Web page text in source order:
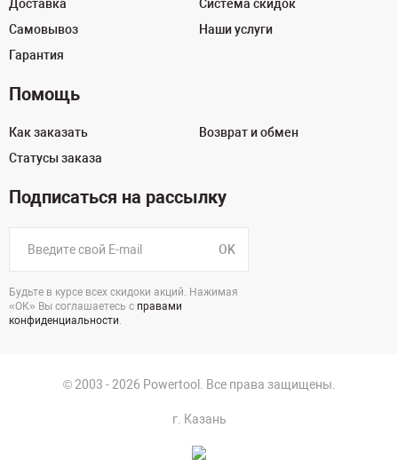
Доставка
Самовывоз
Гарантия
Система скидок
Наши услуги
Помощь
Как заказать
Статусы заказа
Возврат и обмен
Подписаться на рассылку
OK
Будьте в курсе всех скидоки акций. Нажимая
«ОК» Вы соглашаетесь с правами
конфиденциальности.
© 2003 - 2026 Powertool. Все права защищены.
г. Казань